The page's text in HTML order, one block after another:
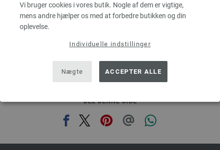
Vi bruger cookies i vores butik. Nogle af dem er vigtige,
mens andre hjælper os med at forbedre butikken og din
oplevelse.
Individuelle indstillinger
Nægte ACCEPTER ALLE
31,09 dkrRRP:43,70 dkr
eks. moms, med tillæg af forsendelsesomkostninger, Basispris: 621,80 dkr
prev next
DEL DENNE SIDE